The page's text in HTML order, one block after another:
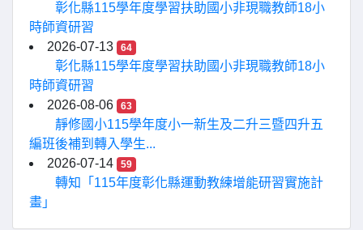
彰化縣115學年度學習扶助國小非現職教師18小
時師資研習
2026-07-13
64
彰化縣115學年度學習扶助國小非現職教師18小
時師資研習
2026-08-06
63
靜修國小115學年度小一新生及二升三暨四升五
編班後補到轉入學生...
2026-07-14
59
轉知「115年度彰化縣運動教練增能研習實施計
畫」